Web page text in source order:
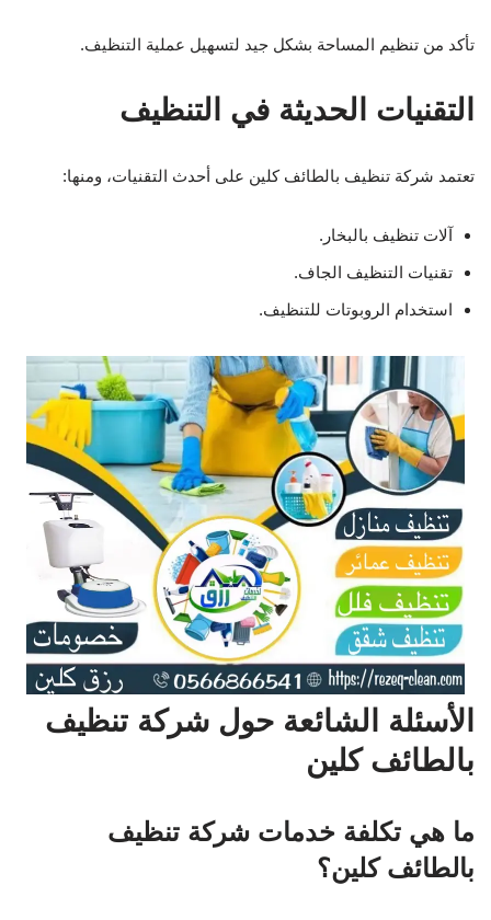
تأكد من تنظيم المساحة بشكل جيد لتسهيل عملية التنظيف.
التقنيات الحديثة في التنظيف
تعتمد شركة تنظيف بالطائف كلين على أحدث التقنيات، ومنها:
آلات تنظيف بالبخار.
تقنيات التنظيف الجاف.
استخدام الروبوتات للتنظيف.
الأسئلة الشائعة حول شركة تنظيف
بالطائف كلين
ما هي تكلفة خدمات شركة تنظيف
بالطائف كلين؟